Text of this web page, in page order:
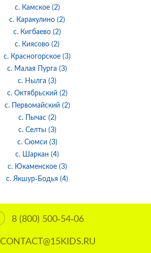
с. Камское (2)
с. Каракулино (2)
с. Кигбаево (2)
с. Киясово (2)
с. Красногорское (3)
с. Малая Пурга (3)
с. Нылга (3)
с. Октябрьский (2)
с. Первомайский (2)
с. Пычас (2)
с. Селты (3)
с. Сюмси (3)
с. Шаркан (4)
с. Юкаменское (3)
с. Якшур-Бодья (4)
8 (800) 500-54-06
CONTACT@15KIDS.RU